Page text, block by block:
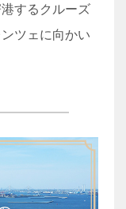
するクルーズ
ツェに向かい